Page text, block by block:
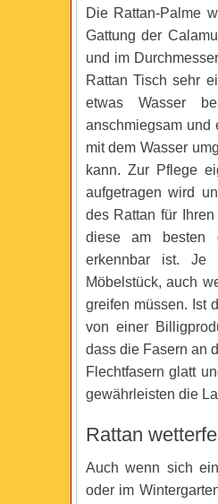
Die Rattan-Palme
Gattung der
und im
Rattan Tisch sehr
etwas Wasser
anschmiegsam und
mit dem Wasser
kann. Zur Pflege
aufgetragen wird
des Rattan für
diese am besten
erkennbar ist. Je
Möbelstück, auch
greifen müssen. Ist
von einer
dass die Fasern an
Flechtfasern glatt
gewährleisten die
Rattan
Auch wenn sich
oder im